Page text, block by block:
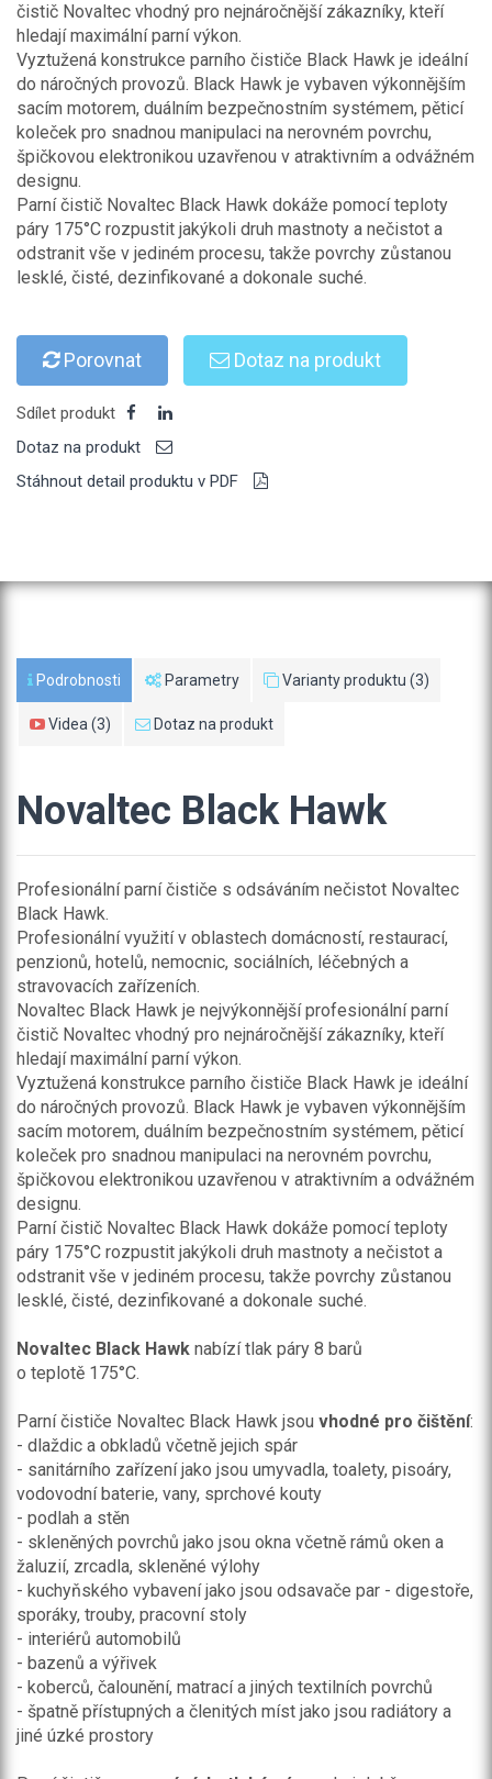
čistič Novaltec vhodný pro nejnáročnější zákazníky, kteří
hledají maximální parní výkon.
Vyztužená konstrukce parního čističe Black Hawk je ideální
do náročných provozů. Black Hawk je vybaven výkonnějším
sacím motorem, duálním bezpečnostním systémem, pěticí
koleček pro snadnou manipulaci na nerovném povrchu,
špičkovou elektronikou uzavřenou v atraktivním a odvážném
designu.
Parní čistič Novaltec Black Hawk dokáže pomocí teploty
páry 175°C rozpustit jakýkoli druh mastnoty a nečistot a
odstranit vše v jediném procesu, takže povrchy zůstanou
lesklé, čisté, dezinfikované a dokonale suché.
Porovnat Dotaz na produkt
Sdílet produkt
Dotaz na produkt
Stáhnout detail produktu v PDF
Podrobnosti Parametry Varianty produktu (3)
Videa (3) Dotaz na produkt
Novaltec Black Hawk
Profesionální parní čističe s odsáváním nečistot Novaltec
Black Hawk.
Profesionální využití v oblastech domácností, restaurací,
penzionů, hotelů, nemocnic, sociálních, léčebných a
stravovacích zařízeních.
Novaltec Black Hawk je nejvýkonnější profesionální parní
čistič Novaltec vhodný pro nejnáročnější zákazníky, kteří
hledají maximální parní výkon.
Vyztužená konstrukce parního čističe Black Hawk je ideální
do náročných provozů. Black Hawk je vybaven výkonnějším
sacím motorem, duálním bezpečnostním systémem, pěticí
koleček pro snadnou manipulaci na nerovném povrchu,
špičkovou elektronikou uzavřenou v atraktivním a odvážném
designu.
Parní čistič Novaltec Black Hawk dokáže pomocí teploty
páry 175°C rozpustit jakýkoli druh mastnoty a nečistot a
odstranit vše v jediném procesu, takže povrchy zůstanou
lesklé, čisté, dezinfikované a dokonale suché.
Novaltec Black Hawk nabízí tlak páry 8 barů
o teplotě 175°C.
Parní čističe Novaltec Black Hawk jsou vhodné pro čištění:
- dlaždic a obkladů včetně jejich spár
- sanitárního zařízení jako jsou umyvadla, toalety, pisoáry,
vodovodní baterie, vany, sprchové kouty
- podlah a stěn
- skleněných povrchů jako jsou okna včetně rámů oken a
žaluzií, zrcadla, skleněné výlohy
- kuchyňského vybavení jako jsou odsavače par - digestoře,
sporáky, trouby, pracovní stoly
- interiérů automobilů
- bazenů a výřivek
- koberců, čalounění, matrací a jiných textilních povrchů
- špatně přístupných a členitých míst jako jsou radiátory a
jiné úzké prostory